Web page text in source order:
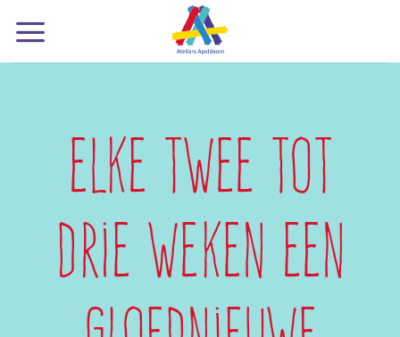
naar
inhoud
Elke twee tot
drie weken een